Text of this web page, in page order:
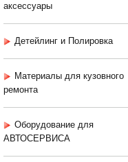
аксессуары
Детейлинг и Полировка
Материалы для кузовного
ремонта
Оборудование для
АВТОСЕРВИСА